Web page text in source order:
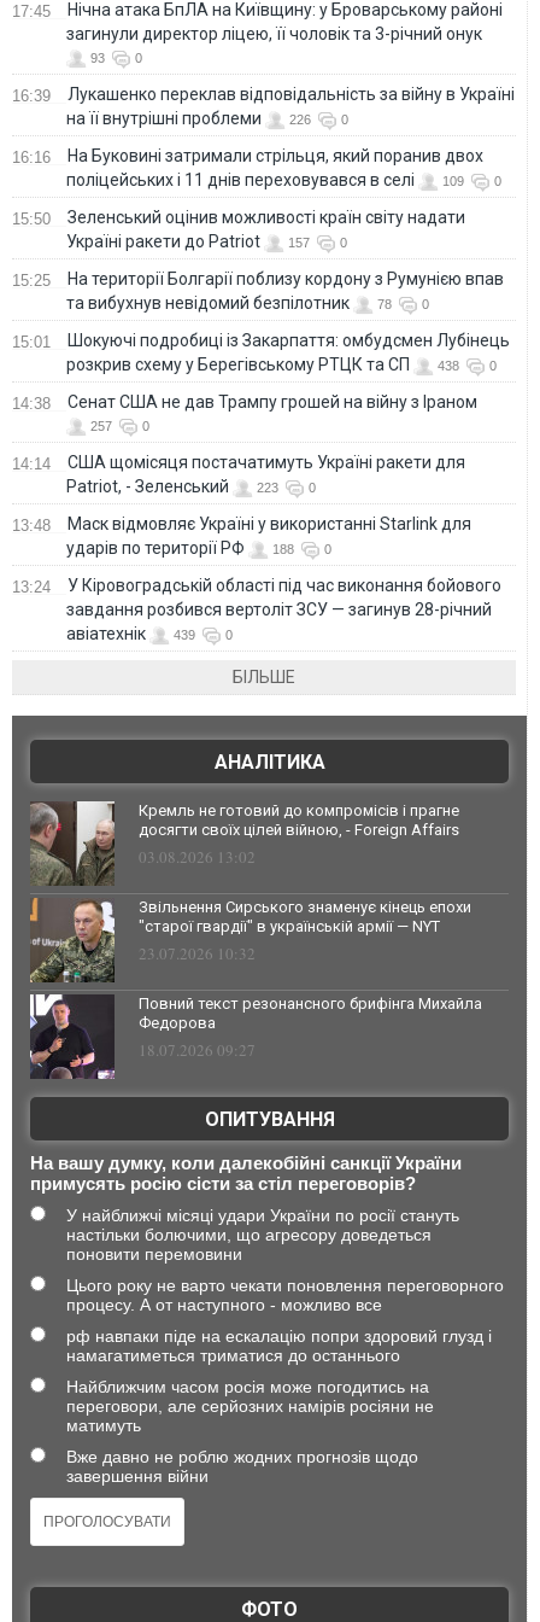
17:45
Нічна атака БпЛА на Київщину: у Броварському районі
загинули директор ліцею, її чоловік та 3-річний онук
93 0
16:39
Лукашенко переклав відповідальність за війну в Україні
на її внутрішні проблеми
226 0
16:16
На Буковині затримали стрільця, який поранив двох
поліцейських і 11 днів переховувався в селі
109 0
15:50
Зеленський оцінив можливості країн світу надати
Україні ракети до Patriot
157 0
15:25
На території Болгарії поблизу кордону з Румунією впав
та вибухнув невідомий безпілотник
78 0
15:01
Шокуючі подробиці із Закарпаття: омбудсмен Лубінець
розкрив схему у Берегівському РТЦК та СП
438 0
14:38 Сенат США не дав Трампу грошей на війну з Іраном
257 0
14:14
США щомісяця постачатимуть Україні ракети для
Patriot, - Зеленський
223 0
13:48
Маск відмовляє Україні у використанні Starlink для
ударів по території РФ
188 0
13:24
У Кіровоградській області під час виконання бойового
завдання розбився вертоліт ЗСУ — загинув 28-річний
авіатехнік
439 0
БІЛЬШЕ
АНАЛІТИКА
Кремль не готовий до компромісів і прагне
досягти своїх цілей війною, - Foreign Affairs
03.08.2026 13:02
Звільнення Сирського знаменує кінець епохи
"старої гвардії" в українській армії — NYT
23.07.2026 10:32
Повний текст резонансного брифінга Михайла
Федорова
18.07.2026 09:27
ОПИТУВАННЯ
На вашу думку, коли далекобійні санкції України
примусять росію сісти за стіл переговорів?
У найближчі місяці удари України по росії стануть
настільки болючими, що агресору доведеться
поновити перемовини
Цього року не варто чекати поновлення переговорного
процесу. А от наступного - можливо все
рф навпаки піде на ескалацію попри здоровий глузд і
намагатиметься триматися до останнього
Найближчим часом росія може погодитись на
переговори, але серйозних намірів росіяни не
матимуть
Вже давно не роблю жодних прогнозів щодо
завершення війни
ФОТО